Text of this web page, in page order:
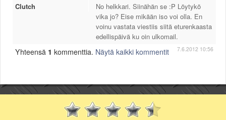
Clutch
No helkkari. Siinähän se :P Löytykö
vika jo? Eise mikään iso voi olla. En
voinu vastata viestiis siitä eturenkaasta
edellispäivä ku oin ulkomail.
7.6.2012 10:56
Yhteensä 1 kommenttia. Näytä kaikki kommentit